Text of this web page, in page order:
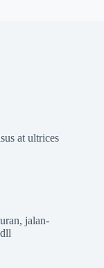
at ultrices
jalan-